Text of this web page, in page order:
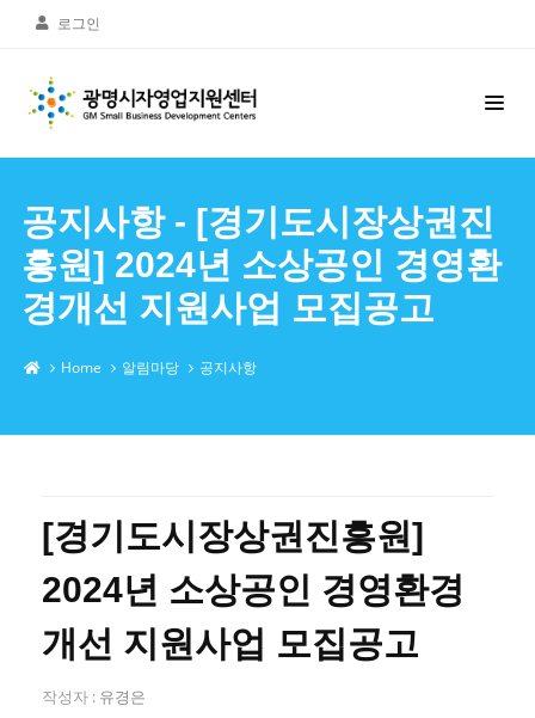
로그인
공지사항 - [경기도시장상권진
흥원] 2024년 소상공인 경영환
경개선 지원사업 모집공고
Home 알림마당 공지사항
[경기도시장상권진흥원]
2024년 소상공인 경영환경
개선 지원사업 모집공고
작성자 : 유경은